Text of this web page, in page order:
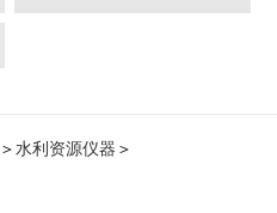
＞水利资源仪器 ＞